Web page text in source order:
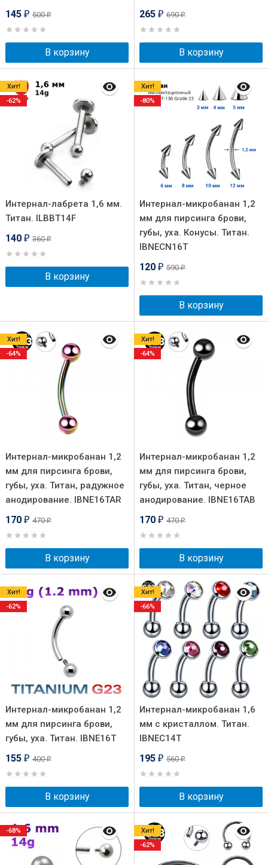
145 ₽ 500₽
В корзину
265 ₽ 690₽
В корзину
Интернал-лабрета 1,6 мм.
Титан. ILBBT14F
140 ₽ 360₽
В корзину
Хит!
-62%
Интернал-микробанан 1,2
мм для пирсинга брови,
губы, уха. Конусы. Титан.
IBNECN16T
120 ₽ 590₽
В корзину
Хит!
-80%
Интернал-микробанан 1,2
мм для пирсинга брови,
губы, уха. Титан, радужное
анодирование. IBNE16TAR
170 ₽ 470₽
В корзину
Хит!
-64%
Интернал-микробанан 1,2
мм для пирсинга брови,
губы, уха. Титан, черное
анодирование. IBNE16TAB
170 ₽ 470₽
В корзину
Хит!
-64%
Интернал-микробанан 1,2
мм для пирсинга брови,
губы, уха. Титан. IBNE16T
155 ₽ 400₽
В корзину
Хит!
-62%
Интернал-микробанан 1,6
мм с кристаллом. Титан.
IBNEC14T
195 ₽ 560₽
В корзину
Хит!
-66%
-68%
Хит!
-62%